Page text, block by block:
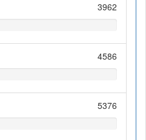
3962
4586
5376